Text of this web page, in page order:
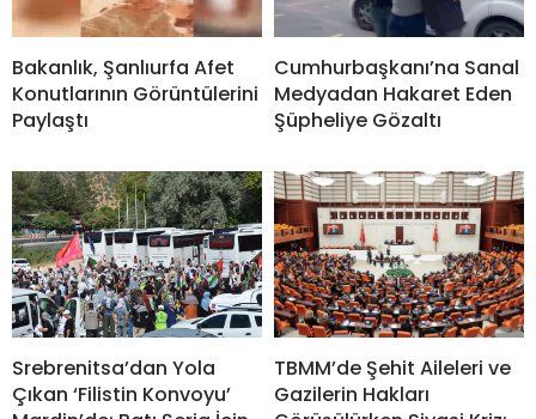
Bakanlık, Şanlıurfa Afet
Konutlarının Görüntülerini
Paylaştı
Cumhurbaşkanı’na Sanal
Medyadan Hakaret Eden
Şüpheliye Gözaltı
Srebrenitsa’dan Yola
Çıkan ‘Filistin Konvoyu’
TBMM’de Şehit Aileleri ve
Gazilerin Hakları